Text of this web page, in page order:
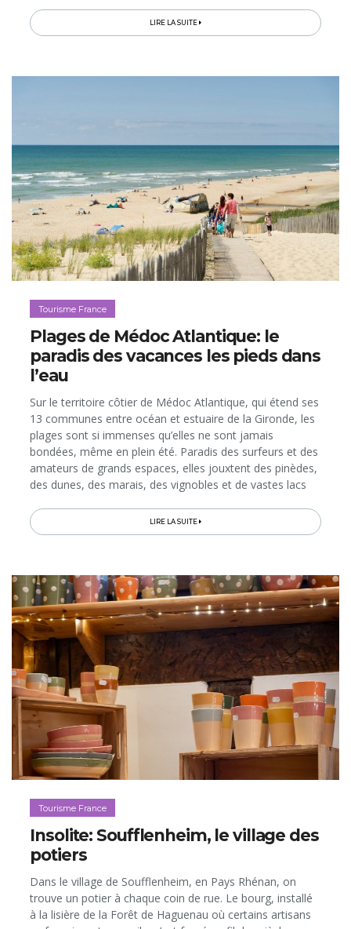
exposition immersive...
LIRE LA SUITE
Tourisme France
Plages de Médoc Atlantique: le
paradis des vacances les pieds dans
l’eau
Sur le territoire côtier de Médoc Atlantique, qui étend ses
13 communes entre océan et estuaire de la Gironde, les
plages sont si immenses qu’elles ne sont jamais
bondées, même en plein été. Paradis des surfeurs et des
amateurs de grands espaces, elles jouxtent des pinèdes,
des dunes, des marais, des vignobles et de vastes lacs
route...
LIRE LA SUITE
Tourisme France
Insolite: Soufflenheim, le village des
potiers
Dans le village de Soufflenheim, en Pays Rhénan, on
trouve un potier à chaque coin de rue. Le bourg, installé
à la lisière de la Forêt de Haguenau où certains artisans